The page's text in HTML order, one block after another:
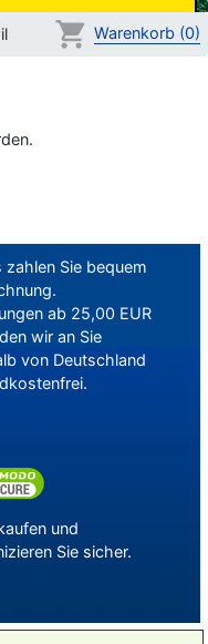
Warenkorb (0)
zahlen Sie bequem
ab 25,00 EUR
wir an Sie
von Deutschland
und
Sie sicher.